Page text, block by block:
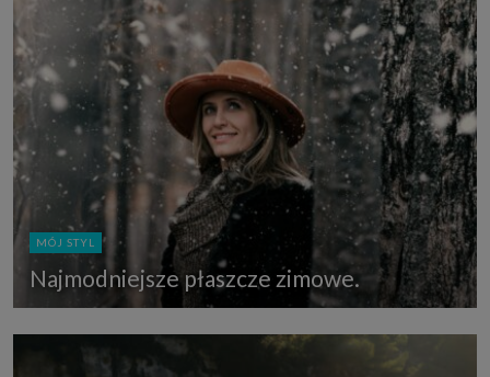
MÓJ STYL
Najmodniejsze płaszcze zimowe.